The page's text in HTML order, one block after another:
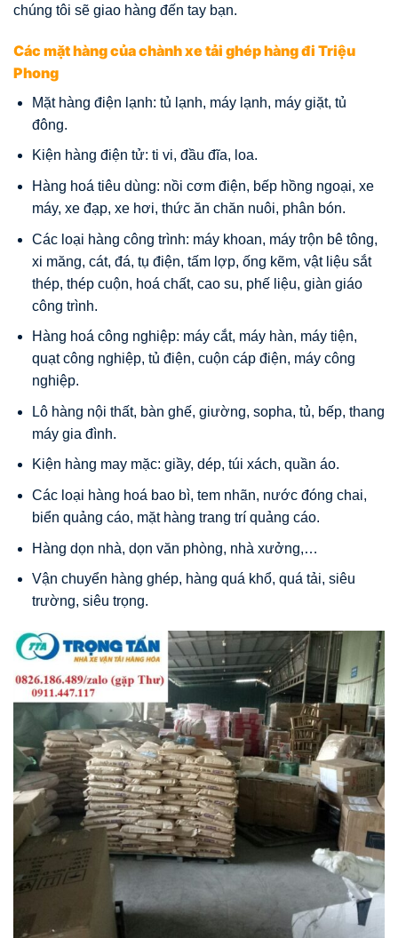
chúng tôi sẽ giao hàng đến tay bạn.
Các mặt hàng của chành xe tải ghép hàng đi Triệu
Phong
Mặt hàng điện lạnh: tủ lạnh, máy lạnh, máy giặt, tủ
đông.
Kiện hàng điện tử: ti vi, đầu đĩa, loa.
Hàng hoá tiêu dùng: nồi cơm điện, bếp hồng ngoại, xe
máy, xe đạp, xe hơi, thức ăn chăn nuôi, phân bón.
Các loại hàng công trình: máy khoan, máy trộn bê tông,
xi măng, cát, đá, tụ điện, tấm lợp, ống kẽm, vật liệu sắt
thép, thép cuộn, hoá chất, cao su, phế liệu, giàn giáo
công trình.
Hàng hoá công nghiệp: máy cắt, máy hàn, máy tiện,
quạt công nghiệp, tủ điện, cuộn cáp điện, máy công
nghiệp.
Lô hàng nội thất, bàn ghế, giường, sopha, tủ, bếp, thang
máy gia đình.
Kiện hàng may mặc: giầy, dép, túi xách, quần áo.
Các loại hàng hoá bao bì, tem nhãn, nước đóng chai,
biển quảng cáo, mặt hàng trang trí quảng cáo.
Hàng dọn nhà, dọn văn phòng, nhà xưởng,…
Vận chuyển hàng ghép, hàng quá khổ, quá tải, siêu
trường, siêu trọng.